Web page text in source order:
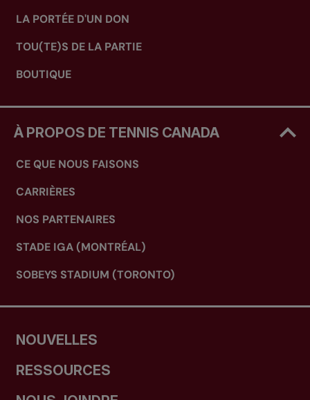
LA PORTÉE D'UN DON
TOU(TE)S DE LA PARTIE
BOUTIQUE
À PROPOS DE TENNIS CANADA
CE QUE NOUS FAISONS
CARRIÈRES
NOS PARTENAIRES
STADE IGA (MONTRÉAL)
SOBEYS STADIUM (TORONTO)
NOUVELLES
RESSOURCES